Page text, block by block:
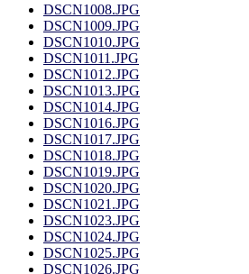
DSCN1008.JPG
DSCN1009.JPG
DSCN1010.JPG
DSCN1011.JPG
DSCN1012.JPG
DSCN1013.JPG
DSCN1014.JPG
DSCN1016.JPG
DSCN1017.JPG
DSCN1018.JPG
DSCN1019.JPG
DSCN1020.JPG
DSCN1021.JPG
DSCN1023.JPG
DSCN1024.JPG
DSCN1025.JPG
DSCN1026.JPG